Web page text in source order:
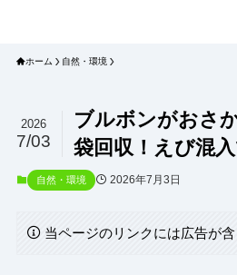
ホーム 自然・環境
ブルボンがおさ
袋回収！えび混
2026
7/03
自然・環境 2026年7月3日
当ページのリンクには広告が含